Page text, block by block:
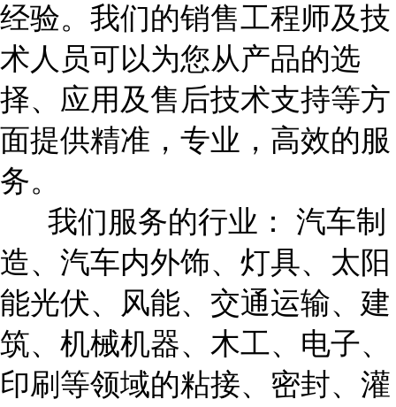
经验。我们的销售工程师及技
术人员可以为您从产品的选
择、应用及售后技术支持等方
面提供精准，专业，高效的服
务。
我们服务的行业： 汽车制
造、汽车内外饰、灯具、太阳
能光伏、风能、交通运输、建
筑、机械机器、木工、电子、
印刷等领域的粘接、密封、灌